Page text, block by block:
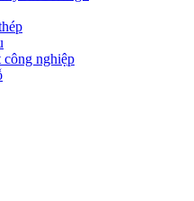
công nghiệp